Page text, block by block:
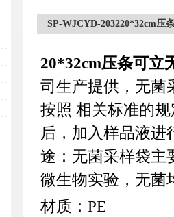
SP-WJCYD-203220*32cm压
20*32cm压条可立
司生产提供，无菌
按照 相关标准的
后，加入样品液
途：无菌采样袋主
微生物实验，无菌
材质：PE